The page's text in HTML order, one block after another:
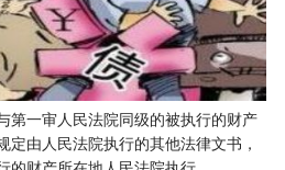
第一审人民法院同级的被执行的财产
定由人民法院执行的其他法律文书，